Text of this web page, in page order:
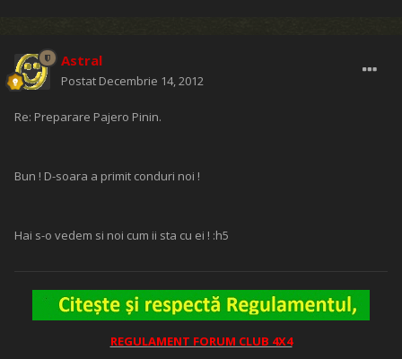
Astral
Postat Decembrie 14, 2012
Re: Preparare Pajero Pinin.
Bun ! D-soara a primit conduri noi !
Hai s-o vedem si noi cum ii sta cu ei ! :h5
REGULAMENT FORUM CLUB 4X4